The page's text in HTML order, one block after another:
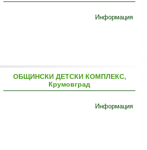
Информация
ОБЩИНСКИ ДЕТСКИ КОМПЛЕКС,
Крумовград
Информация